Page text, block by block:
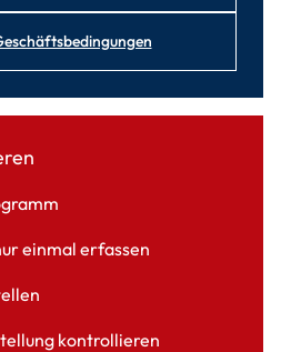
einmal erfassen
kontrollieren